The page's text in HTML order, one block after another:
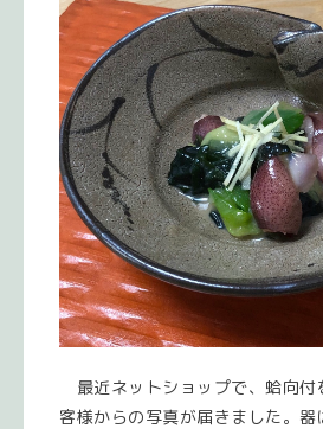
最近ネットショップで、蛤向付
客様からの写真が届きました。